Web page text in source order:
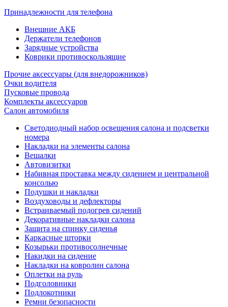
Принадлежности для телефона
Внешние АКБ
Держатели телефонов
Зарядные устройства
Коврики противоскользящие
Прочие аксессуары (для внедорожников)
Очки водителя
Пусковые провода
Комплекты аксессуаров
Салон автомобиля
Светодиодный набор освещения салона и подсветки
номера
Накладки на элементы салона
Вешалки
Автовизитки
Набивная проставка между сидением и центральной
консолью
Подушки и накладки
Воздуховоды и дефлекторы
Встраиваемый подогрев сидений
Декоративные накладки салона
Защита на спинку сиденья
Каркасные шторки
Козырьки противосолнечные
Накидки на сидение
Накладки на ковролин салона
Оплетки на руль
Подголовники
Подлокотники
Ремни безопасности